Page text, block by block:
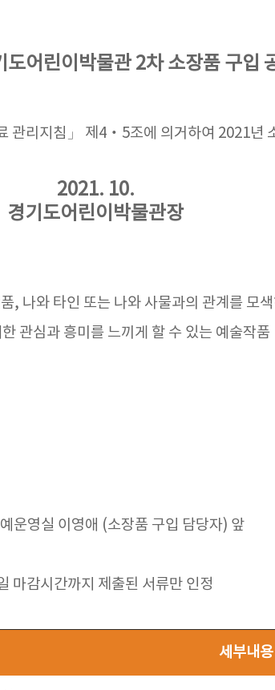
도어린이박물관 2차 소장품 구입
관리지침」 제4‧5조에 의거하여 2021년
2021. 10.
경기도어린이박물관장
, 나와 타인 또는 나와 사물과의 관계를 모
관심과 흥미를 느끼게 할 수 있는 예술작품
운영실 이영애 (소장품 구입 담당자) 앞
마감시간까지 제출된 서류만 인정
세부내용